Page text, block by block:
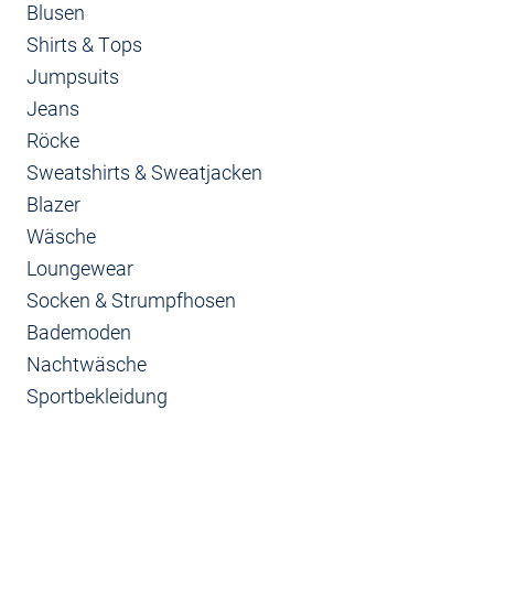
Blusen
Shirts & Tops
Jumpsuits
Jeans
Röcke
Sweatshirts & Sweatjacken
Blazer
Wäsche
Loungewear
Socken & Strumpfhosen
Bademoden
Nachtwäsche
Sportbekleidung